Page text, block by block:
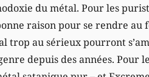
du métal. Pour les
raison pour se rendre au
trop au sérieux pourront
depuis des années. Pour